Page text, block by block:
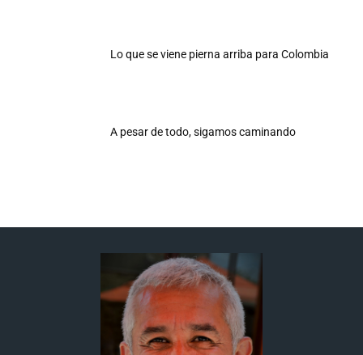
Lo que se viene pierna arriba para Colombia
A pesar de todo, sigamos caminando